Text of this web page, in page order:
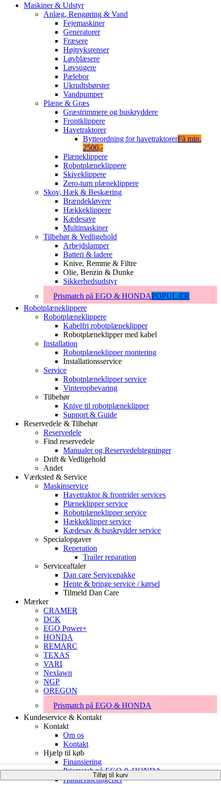
Tilføj til kurv
Maskiner & Udstyr
Anlæg, Rengøring & Vand
Fejemaskiner
Generatorer
Fræsere
Højtryksrenser
Løvblæsere
Løvsugere
Pælebor
Ukrudtsbørster
Vandpumper
Plæne & Græs
Græstrimmere og buskryddere
Frontklippere
Havetraktorer
Bytteordning for havetraktorerFå min.
2500,-
Plæneklippere
Robotplæneklippere
Skiveklippere
Zero-turn plæneklippere
Skov, Hæk & Beskæring
Brændekløvere
Hækkeklippere
Kædesave
Multimaskiner
Tilbehør & Vedligehold
Arbejdslamper
Batteri & ladere
Knive, Remme & Filtre
Olie, Benzin & Dunke
Sikkerhedsudstyr
Prismatch på EGO & HONDAPOPULÆR
Robotplæneklippere
Robotplæneklippere
Kabelfri robotplæneklipper
Robotplæneklipper med kabel
Installation
Robotplæneklipper montering
Installationsservice
Service
Robotplæneklipper service
Vinteropbevaring
Tilbehør
Knive til robotplæneklipper
Support & Guide
Reservedele & Tilbehør
Reservedele
Find reservedele
Manualer og Reservedelstegninger
Drift & Vedligehold
Andet
Værksted & Service
Maskinservice
Havetraktor & frontrider services
Plæneklipper service
Robotplæneklipper service
Hækkeklipper service
Kædesav & buskrydder service
Specialopgaver
Reperation
Trailer reparation
Serviceaftaler
Dan care Servicepakke
Hente & bringe service / kørsel
Tilmeld Dan Care
Mærker
CRAMER
DCK
EGO Power+
HONDA
REMARC
TEXAS
VARI
Nexlawn
NGP
OREGON
Prismatch på EGO & HONDA
Kundeservice & Kontakt
Kontakt
Om os
Kontakt
Hjælp til køb
Finansiering
Prismatch på EGO & HONDA
Handelsbetingelser